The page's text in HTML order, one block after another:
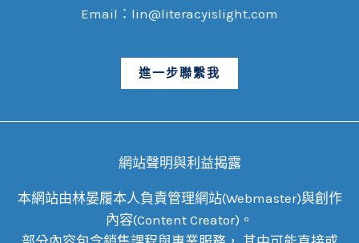
Email：lin@literacyislight.com
進一步聯繫我
網站聲明與利益揭露
本網站由林晏履本人負責管理網站(Webmaster)與創作
內容(Content Creator)。